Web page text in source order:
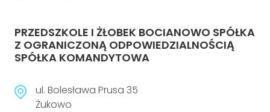
PRZEDSZKOLE I ŻŁOBEK BOCIANOWO SPÓŁKA
Z OGRANICZONĄ ODPOWIEDZIALNOŚCIĄ
SPÓŁKA KOMANDYTOWA
ul. Bolesława Prusa 35
Żukowo